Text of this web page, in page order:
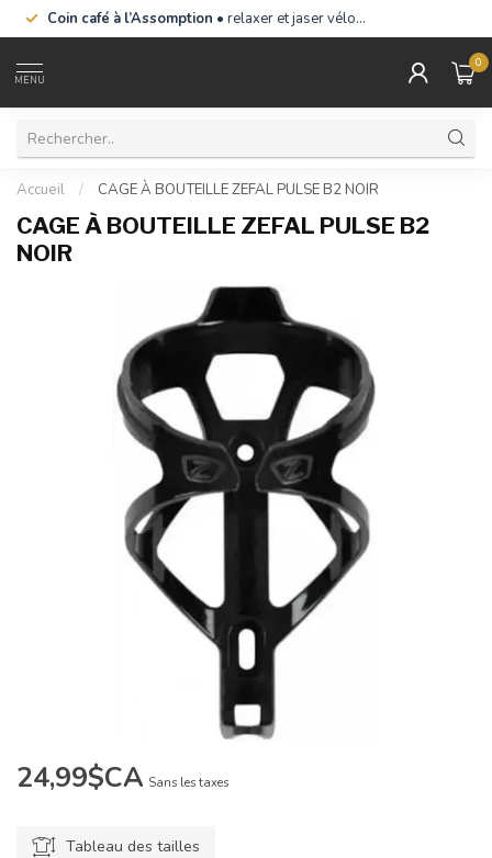
Coin café à l’Assomption • relaxer et jaser vélo…
MENU
0
Accueil / CAGE À BOUTEILLE ZEFAL PULSE B2 NOIR
CAGE À BOUTEILLE ZEFAL PULSE B2
NOIR
24,99$CA Sans les taxes
Tableau des tailles